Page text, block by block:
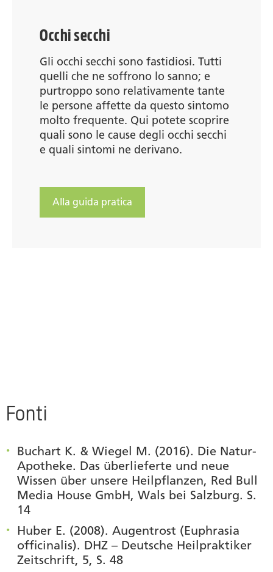
Occhi secchi
Gli occhi secchi sono fastidiosi. Tutti
quelli che ne soffrono lo sanno; e
purtroppo sono relativamente tante
le persone affette da questo sintomo
molto frequente. Qui potete scoprire
quali sono le cause degli occhi secchi
e quali sintomi ne derivano.
Alla guida pratica
Fonti
Buchart K. & Wiegel M. (2016). Die Natur-
Apotheke. Das überlieferte und neue
Wissen über unsere Heilpflanzen, Red Bull
Media House GmbH, Wals bei Salzburg. S.
14
Huber E. (2008). Augentrost (Euphrasia
officinalis). DHZ – Deutsche Heilpraktiker
Zeitschrift, 5, S. 48